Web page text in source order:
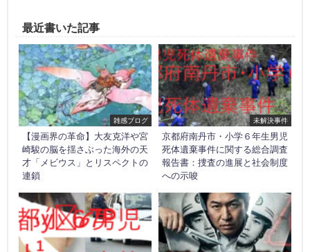
最近書いた記事
雑感ブログ
【漫画界の革命】大友克洋や宮
崎駿の脳を揺さぶった海外の天
才「メビウス」とリスペクトの
連鎖
未解決事件
京都府南丹市・小学６年生男児
死体遺棄事件に関する総合調査
報告書：捜査の進展と社会制度
への示唆